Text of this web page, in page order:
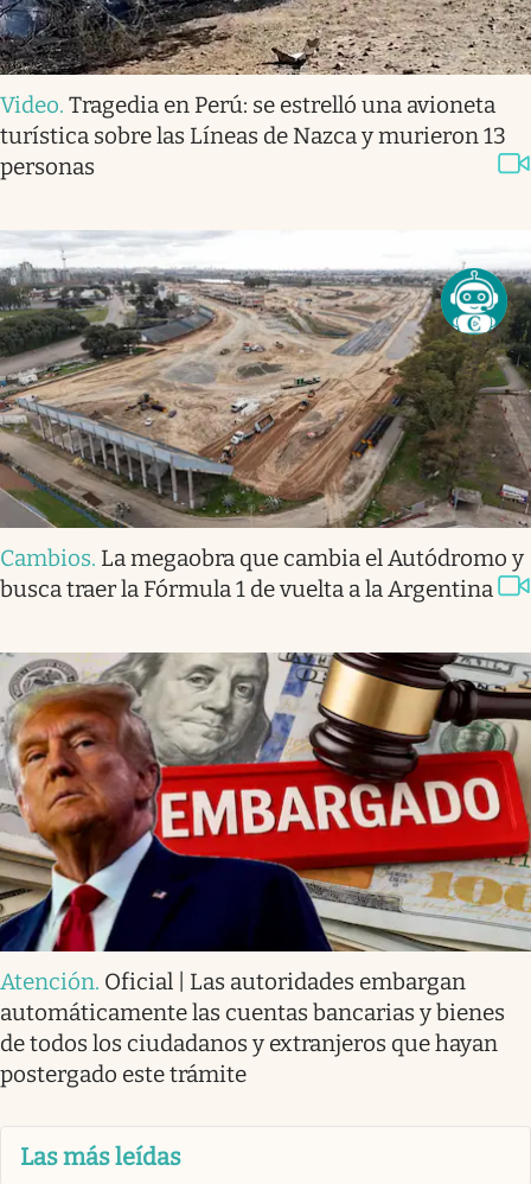
Video. Tragedia en Perú: se estrelló una avioneta
turística sobre las Líneas de Nazca y murieron 13
personas
Cambios. La megaobra que cambia el Autódromo y
busca traer la Fórmula 1 de vuelta a la Argentina
Atención. Oficial | Las autoridades embargan
automáticamente las cuentas bancarias y bienes
de todos los ciudadanos y extranjeros que hayan
postergado este trámite
Las más leídas